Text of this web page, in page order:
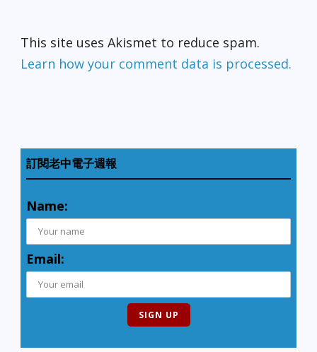
This site uses Akismet to reduce spam.
Learn how your comment data is processed.
訂閱老中電子週報
Name:
Email: